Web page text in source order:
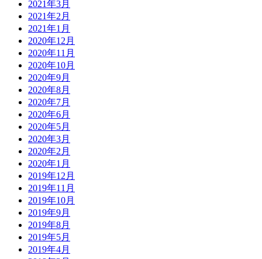
2021年3月
2021年2月
2021年1月
2020年12月
2020年11月
2020年10月
2020年9月
2020年8月
2020年7月
2020年6月
2020年5月
2020年3月
2020年2月
2020年1月
2019年12月
2019年11月
2019年10月
2019年9月
2019年8月
2019年5月
2019年4月